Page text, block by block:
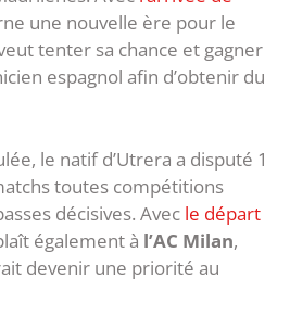
une nouvelle ère pour le
tenter sa chance et gagner
espagnol afin d’obtenir du
le natif d’Utrera a disputé 1
toutes compétitions
décisives. Avec le départ
également à l’AC Milan,
devenir une priorité au